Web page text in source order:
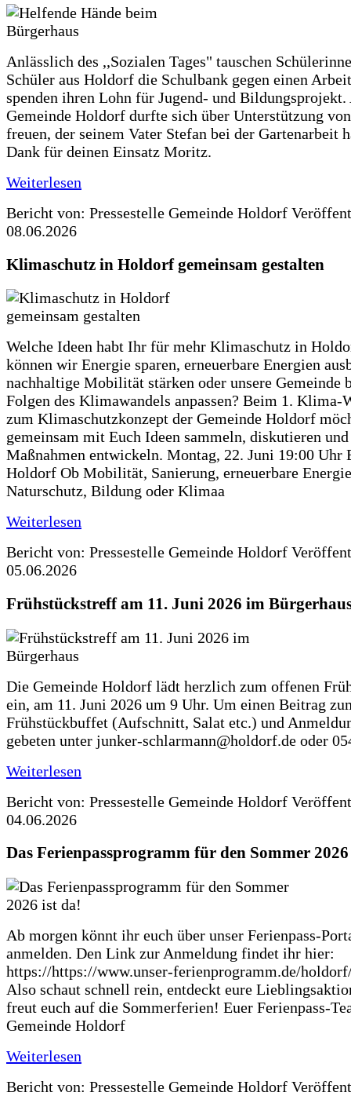
Anlässlich des ,,Sozialen Tages" tauschen
Schüler aus Holdorf die Schulbank gegen einen
spenden ihren Lohn für Jugend- und Bildungsprojekt.
Gemeinde Holdorf durfte sich über Unterstützung
freuen, der seinem Vater Stefan bei der Gartenarbeit
Dank für deinen Einsatz Moritz.
Weiterlesen
Bericht von: Pressestelle Gemeinde Holdorf
08.06.2026
Klimaschutz in Holdorf gemeinsam gestalten
Welche Ideen habt Ihr für mehr Klimaschutz in
können wir Energie sparen, erneuerbare Energien
nachhaltige Mobilität stärken oder unsere Gemeinde
Folgen des Klimawandels anpassen? Beim 1. Klima-
zum Klimaschutzkonzept der Gemeinde Holdorf
gemeinsam mit Euch Ideen sammeln, diskutieren
Maßnahmen entwickeln. Montag, 22. Juni 19:00 Uhr
Holdorf Ob Mobilität, Sanierung, erneuerbare
Naturschutz, Bildung oder Klimaa
Weiterlesen
Bericht von: Pressestelle Gemeinde Holdorf
05.06.2026
Frühstückstreff am 11. Juni 2026 im
Die Gemeinde Holdorf lädt herzlich zum offenen
ein, am 11. Juni 2026 um 9 Uhr. Um einen Beitrag
Frühstückbuffet (Aufschnitt, Salat etc.) und
gebeten unter junker-schlarmann@holdorf.de oder
Weiterlesen
Bericht von: Pressestelle Gemeinde Holdorf
04.06.2026
Das Ferienpassprogramm für den Sommer
Ab morgen könnt ihr euch über unser Ferienpass-
anmelden. Den Link zur Anmeldung findet ihr hier:
https://https://www.unser-ferienprogramm.de/
Also schaut schnell rein, entdeckt eure
freut euch auf die Sommerferien! Euer Ferienpass-
Gemeinde Holdorf
Weiterlesen
Bericht von: Pressestelle Gemeinde Holdorf